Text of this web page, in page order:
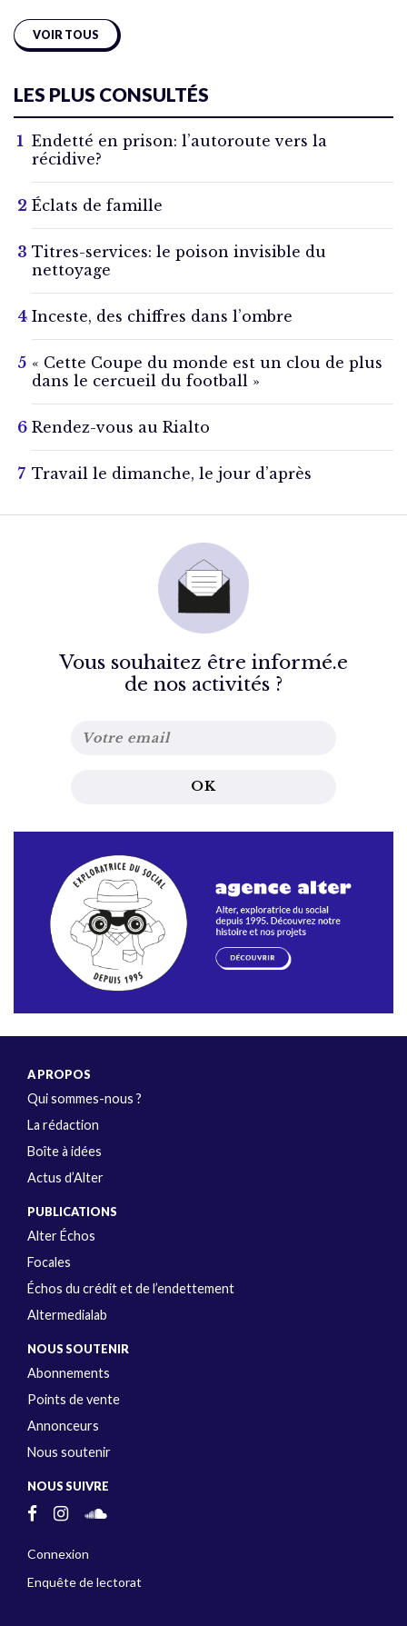
VOIR TOUS
LES PLUS CONSULTÉS
Endetté en prison: l’autoroute vers la
récidive?
Éclats de famille
Titres-services: le poison invisible du
nettoyage
Inceste, des chiffres dans l’ombre
« Cette Coupe du monde est un clou de plus
dans le cercueil du football »
Rendez-vous au Rialto
Travail le dimanche, le jour d’après
Vous souhaitez être informé.e
de nos activités ?
A PROPOS
Qui sommes-nous ?
La rédaction
Boîte à idées
Actus d’Alter
PUBLICATIONS
Alter Échos
Focales
Échos du crédit et de l’endettement
Altermedialab
NOUS SOUTENIR
Abonnements
Points de vente
Annonceurs
Nous soutenir
NOUS SUIVRE
Connexion
Enquête de lectorat